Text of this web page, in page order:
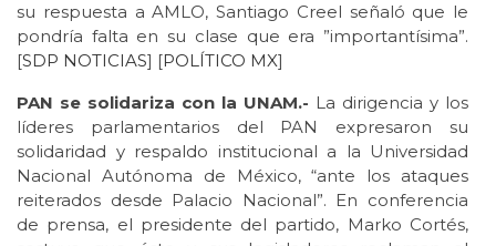
su respuesta a AMLO, Santiago Creel señaló que le
pondría falta en su clase que era ”importantísima”.
[SDP NOTICIAS] [POLÍTICO MX]
PAN se solidariza con la UNAM.- La dirigencia y los
líderes parlamentarios del PAN expresaron su
solidaridad y respaldo institucional a la Universidad
Nacional Autónoma de México, “ante los ataques
reiterados desde Palacio Nacional”. En conferencia
de prensa, el presidente del partido, Marko Cortés,